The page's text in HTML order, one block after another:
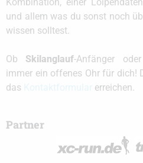
Kombination, einer
und allem was du sonst noch
wissen solltest.
Ob Skilanglauf-Anfänger
immer ein offenes Ohr für dich!
das
erreichen.
Partner